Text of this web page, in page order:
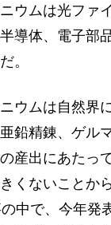
ウムは光ファ
導体、電子部
。
ウムは自然界
鉛精錬、ゲル
産出にあたっ
くないことか
中で、今年発